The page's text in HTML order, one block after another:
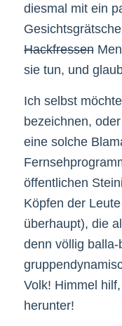
diesmal mit ein
Hackfressen
sie tun, und
Ich selbst
bezeichnen,
eine solche
öffentlichen
Köpfen der
überhaupt), die
denn völlig
Volk! Himmel
herunter!